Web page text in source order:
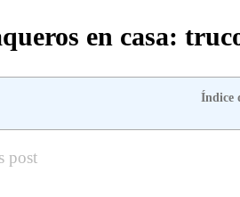
en casa:
Índice
post